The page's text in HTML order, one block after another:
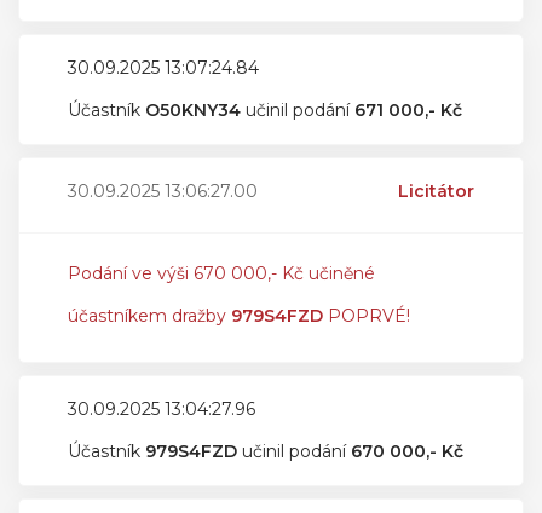
30.09.2025 13:07:24.84
Účastník O50KNY34 učinil podání 671 000,- Kč
30.09.2025 13:06:27.00 Licitátor
Podání ve výši 670 000,- Kč učiněné
účastníkem dražby 979S4FZD POPRVÉ!
30.09.2025 13:04:27.96
Účastník 979S4FZD učinil podání 670 000,- Kč